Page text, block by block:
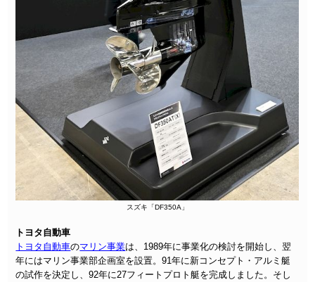
スズキ「DF350A」
トヨタ自動車
トヨタ自動車のマリン事業は、1989年に事業化の検討を開始し、翌
年にはマリン事業部企画室を設置。91年に新コンセプト・アルミ艇
の試作を決定し、92年に27フィートプロト艇を完成しました。そし